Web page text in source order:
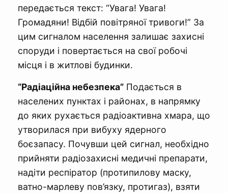
передається текст: “Увага! Увага!
Громадяни! Відбій повітряної тривоги!” За
цим сигналом населення залишає захисні
споруди і повертається на свої робочі
місця і в житлові будинки.
“Радіаційна небезпека” Подається в
населених пунктах і районах, в напрямку
до яких рухається радіоактивна хмара, що
утворилася при вибуху ядерного
боєзапасу. Почувши цей сигнал, необхідно
прийняти радіозахисні медичні препарати,
надіти респіратор (протипилову маску,
ватно-марлеву пов’язку, протигаз), взяти